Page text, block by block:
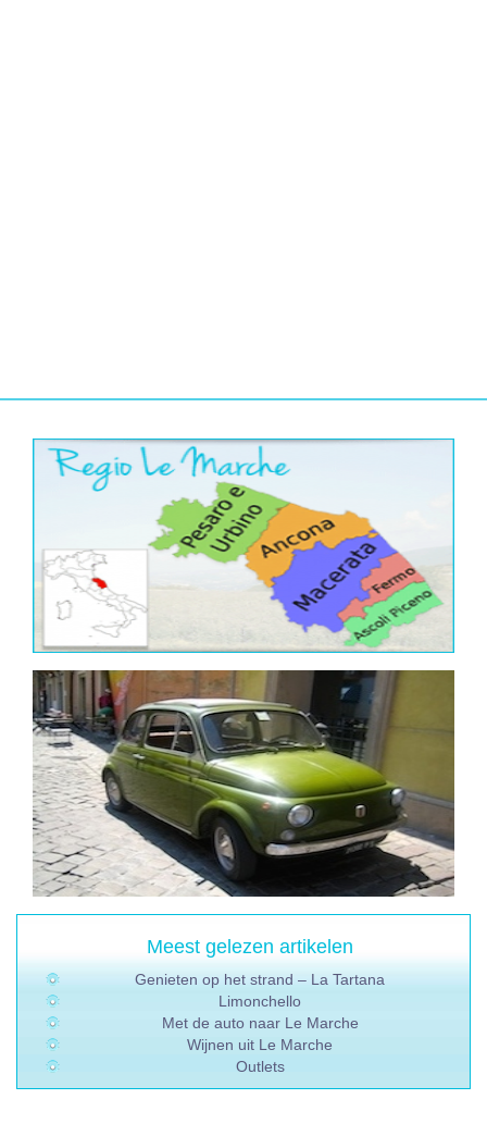
Meest gelezen artikelen
Genieten op het strand – La Tartana
Limonchello
Met de auto naar Le Marche
Wijnen uit Le Marche
Outlets